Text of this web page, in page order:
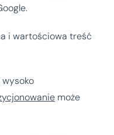
i wartościowa treść
może